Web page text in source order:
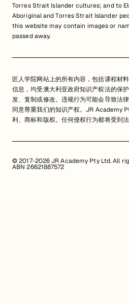
Torres Strait Islander cultures; and to
Aboriginal and Torres Strait Islander
this website may contain images or
passed away.
匠人学院网站上的所有内容，包括课程材
信息，均受澳大利亚政府知识产权法的保
发、复制或修改。违规行为可能会导致法
同意尊重我们的知识产权。JR Academy
利、商标和版权。任何侵权行为都将受到
© 2017-2026 JR Academy Pty Ltd. All
ABN 26621887572